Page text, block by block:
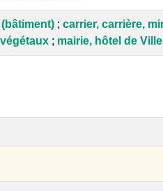
; carrier, carrière,
; mairie, hôtel de Ville